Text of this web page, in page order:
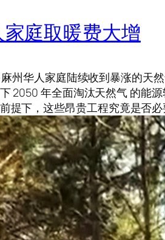
庭取暖费大增
州华人家庭陆续收到暴涨的
2050 年全面淘汰天然气 的能
提下，这些昂贵工程究竟是否必